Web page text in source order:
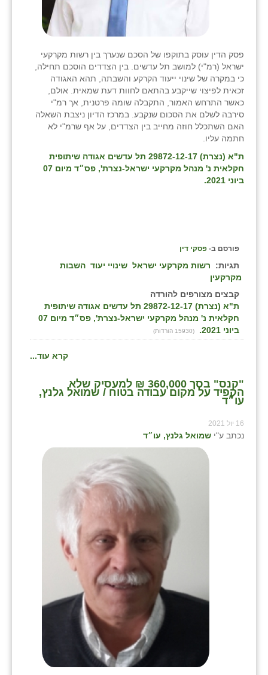
פסק הדין עוסק בתוקפו של הסכם שנערך בין רשות מקרקעי
ישראל (רמ"י) למושב תל עדשים. בין הצדדים הוסכם תחילה,
כי במקרה של שינוי ייעוד הקרקע והשבתה, תהא האגודה
זכאית לפיצוי שייקבע בהתאם לחוות דעת שמאית. אולם,
כאשר התרחש האמור, התקבלה שומה פרטנית, אך רמ"י
סירבה לשלם את הסכום שנקבע. במרכז הדיון ניצבת השאלה
האם השתכלל חוזה מחייב בין הצדדים, על אף שרמ"י לא
חתמה עליו.
ת"א (נצרת) 29872-12-17 תל עדשים אגודה שיתופית
חקלאית נ' מנהל מקרקעי ישראל-נצרת
', פס״ד מיום 07
ביוני 2021.
פורסם ב- פסקי דין
תגיות: רשות מקרקעי ישראל שינויי יעוד השבות
מקרקעין
קבצים מצורפים להורדה
ת"א (נצרת) 29872-12-17 תל עדשים אגודה שיתופית
חקלאית נ' מנהל מקרקעי ישראל-נצרת', פס״ד מיום 07
ביוני 2021.
(15930 הורדות)
קרא עוד...
"קנס" בסך 360,000 ₪ למעסיק שלא
הקפיד על מקום עבודה בטוח / שמואל גלנץ,
עו״ד
16 יול 2021
נכתב ע"י שמואל גלנץ, עו״ד